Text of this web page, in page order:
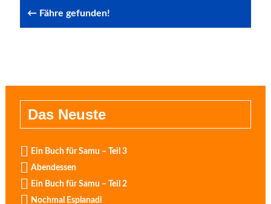
← Fähre gefunden!
Das Neuste
Ein Buch für Samu – Teil 3
Abendessen
Ein Buch für Samu – Teil 2
Nochmal Esplanadi